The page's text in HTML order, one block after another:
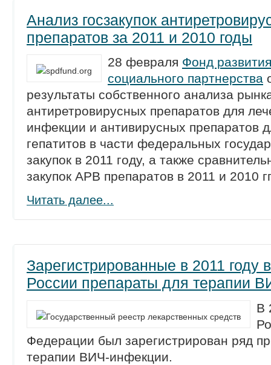
Анализ госзакупок
препаратов за 2011 и 2010 годы
28 февраля Фонд
социального партнерства
результаты собственного анализа
антиретровирусных препаратов для
инфекции и антивирусных препаратов
гепатитов в части федеральных
закупок в 2011 году, а также
закупок АРВ препаратов в 2011 и 2010
Читать далее...
Зарегистрированные в 2011 году в
России препараты для терапии
В
Федерации был зарегистрирован ряд
терапии ВИЧ-инфекции.